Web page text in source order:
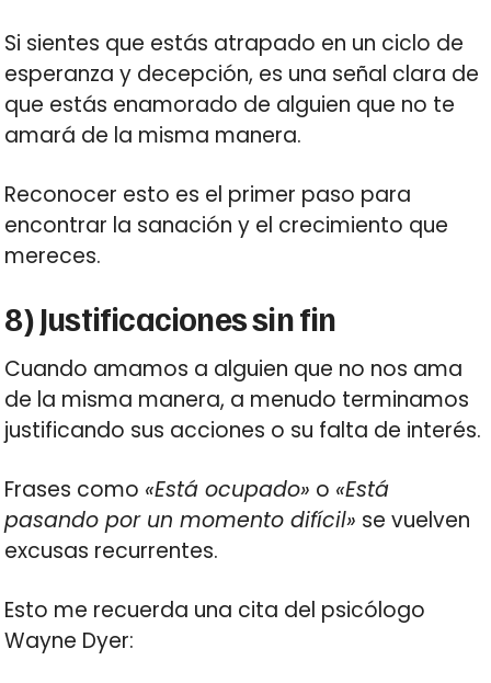
Si sientes que estás atrapado en un ciclo de
esperanza y decepción, es una señal clara de
que estás enamorado de alguien que no te
amará de la misma manera.
Reconocer esto es el primer paso para
encontrar la sanación y el crecimiento que
mereces.
8) Justificaciones sin fin
Cuando amamos a alguien que no nos ama
de la misma manera, a menudo terminamos
justificando sus acciones o su falta de interés.
Frases como «Está ocupado» o «Está
pasando por un momento difícil» se vuelven
excusas recurrentes.
Esto me recuerda una cita del psicólogo
Wayne Dyer: